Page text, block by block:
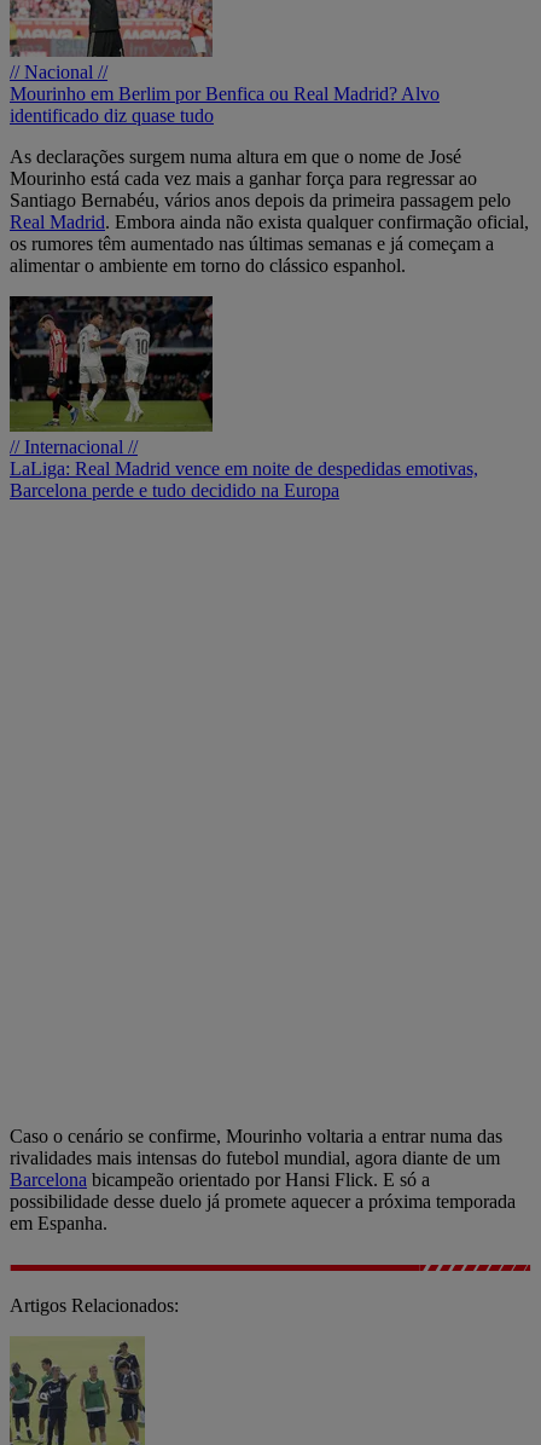
// Nacional //
Mourinho em Berlim por Benfica ou Real Madrid? Alvo
identificado diz quase tudo
As declarações surgem numa altura em que o nome de José
Mourinho está cada vez mais a ganhar força para regressar ao
Santiago Bernabéu, vários anos depois da primeira passagem pelo
Real Madrid. Embora ainda não exista qualquer confirmação oficial,
os rumores têm aumentado nas últimas semanas e já começam a
alimentar o ambiente em torno do clássico espanhol.
// Internacional //
LaLiga: Real Madrid vence em noite de despedidas emotivas,
Barcelona perde e tudo decidido na Europa
Caso o cenário se confirme, Mourinho voltaria a entrar numa das
rivalidades mais intensas do futebol mundial, agora diante de um
Barcelona bicampeão orientado por Hansi Flick. E só a
possibilidade desse duelo já promete aquecer a próxima temporada
em Espanha.
Artigos Relacionados: